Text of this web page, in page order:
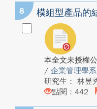
8 模組型產品的
本全文未授權
/ 企業管理學系
研究生： 林昱
點閱：442